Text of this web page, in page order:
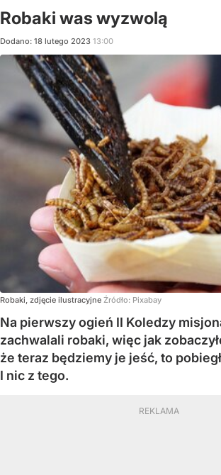
Robaki was wyzwolą
Dodano: 18 lutego 2023 13:00
Robaki, zdjęcie ilustracyjne Źródło: Pixabay
Na pierwszy ogień II Koledzy
zachwalali robaki, więc jak
że teraz będziemy je jeść, to
I nic z tego.